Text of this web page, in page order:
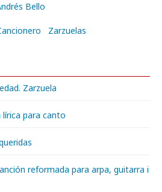
Bello
Zarzuelas
Zarzuela
lírica para canto
reformada para arpa, guitarra i